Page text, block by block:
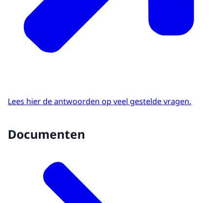
Lees hier de antwoorden op veel gestelde vragen.
Documenten